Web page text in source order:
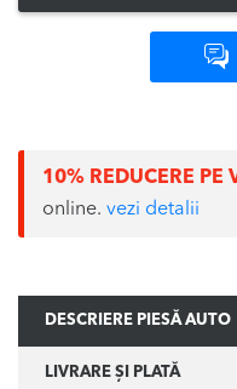
10% REDUCERE PE
online. vezi detalii
DESCRIERE PIESĂ AUTO
LIVRARE ȘI PLATĂ